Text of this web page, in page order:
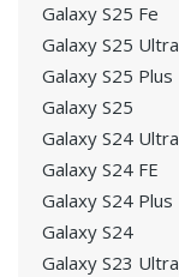
Galaxy S25 Fe
Galaxy S25 Ultra
Galaxy S25 Plus
Galaxy S25
Galaxy S24 Ultra
Galaxy S24 FE
Galaxy S24 Plus
Galaxy S24
Galaxy S23 Ultra